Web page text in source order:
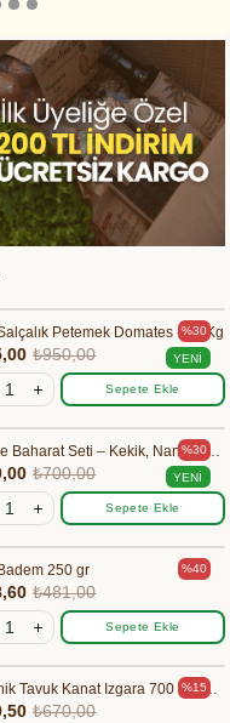
Petemek Domates - 10 Kg
₺950,00
Sepete Ekle
%30
YENI
ÜRÜN
Gurme Baharat Seti – Kekik, Nane, Pul Biber, Karabiber | 4'lü Doğal Set
₺700,00
Sepete Ekle
%30
YENI
ÜRÜN
250 gr
₺481,00
Sepete Ekle
%40
Organik Tavuk Kanat Izgara 700 gr - Orvital
₺670,00
%15